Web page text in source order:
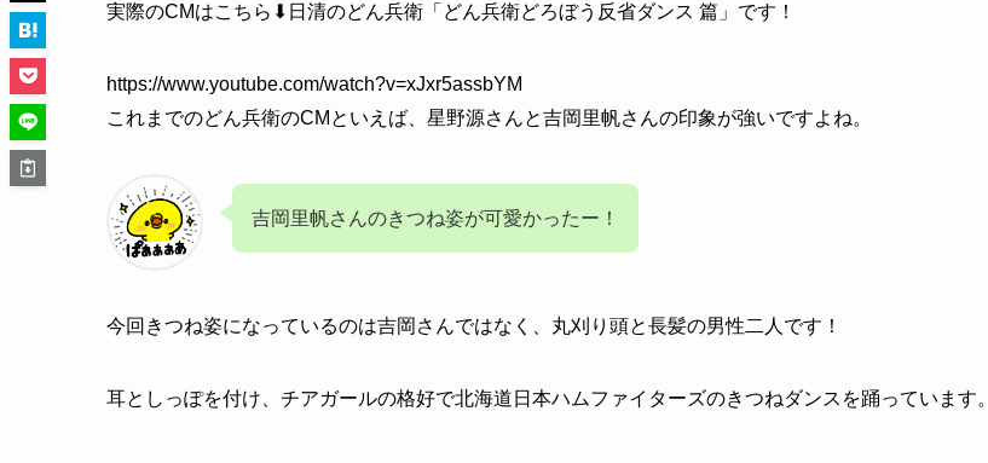
実際のCMはこちら⬇ 日清のどん兵衛「どん兵衛どろぼう反省ダンス 篇」 です！
https://www.youtube.com/watch?v=xJxr5assbYM
これまでのどん兵衛のCMといえば、星野源さんと吉岡里帆さんの印象が強いですよね。
吉岡里帆さんのきつね姿が可愛かったー！
今回きつね姿になっているのは吉岡さんではなく、丸刈り頭と長髪の男性二人です！
耳としっぽを付け、チアガールの格好で北海道日本ハムファイターズのきつねダンスを踊っています。